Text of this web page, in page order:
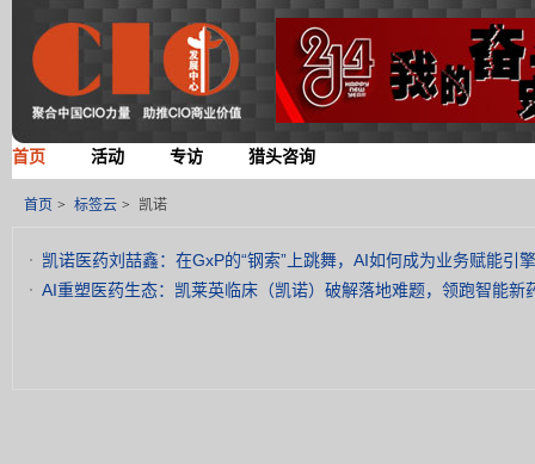
首页 活动 专访 猎头咨询
首页 > 标签云 > 凯诺
凯诺医药刘喆鑫：在GxP的“钢索”上跳舞，AI如何成为业务赋能引
AI重塑医药生态：凯莱英临床（凯诺）破解落地难题，领跑智能新